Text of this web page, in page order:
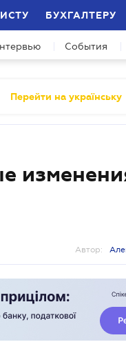
БУХГАЛТЕРУ
События
Перейти на українську
Автор: